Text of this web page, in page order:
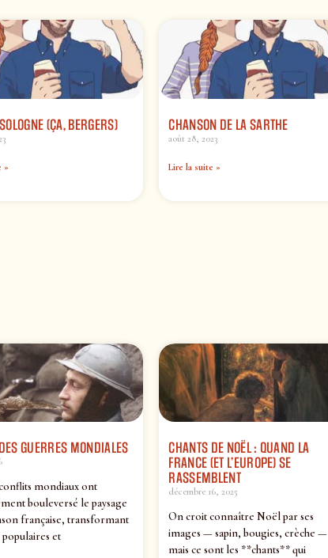
(ÇA, BERGERS)
»
CHANSON DE LA SARTHE
août 28, 2023
Lire la suite »
GUERRES MONDIALES
mondiaux ont
bouleversé le paysage
française, transformant
populaires et
CHANTS DE NOËL : QUAND LA
FRANCE (ET L’EUROPE) SE
RASSEMBLENT
décembre 16, 2025
On croit connaître Noël par ses
images — sapin, bougies, crèche —
mais ce sont les **chants** qui